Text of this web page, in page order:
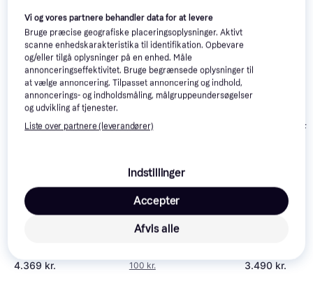
DJI Mavic 3 Fly
More Kit
4.5
4.369 kr.
Hover-1 HoverAir X1
Batteri hvid
100 kr.
DJI Mavic 2
3.490 kr.
Vi og vores partnere behandler data for at levere
Bruge præcise geografiske placeringsoplysninger. Aktivt
scanne enhedskarakteristika til identifikation. Opbevare
og/eller tilgå oplysninger på en enhed. Måle
annonceringseffektivitet. Bruge begrænsede oplysninger til
at vælge annoncering. Tilpasset annoncering og indhold,
annoncerings- og indholdsmåling, målgruppeundersøgelser
og udvikling af tjenester.
Liste over partnere (leverandører)
Indstillinger
Afvis alle
Accepter